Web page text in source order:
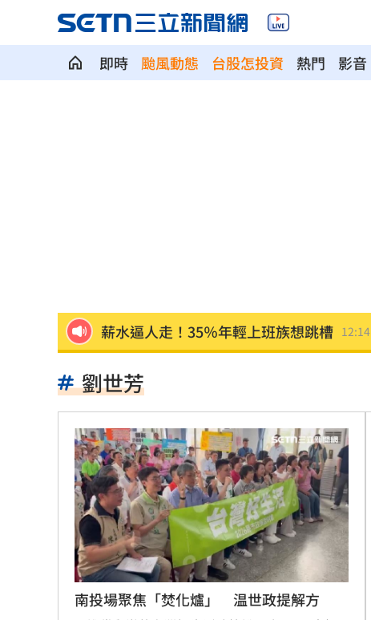
即時 颱風動態 台股怎投資 熱門 影音
薪水逼人走！35％年輕上班族想跳槽 12:14
將邁拉入戰場當假想敵？蔣遭疑布局總統位
田路路窮困 許常德開轟工會理事長曹雨婷
王品牛排姓名有「王、玉」龍蝦免費吃！
鄭麗文訪中要480萬！民主基金會：沒撤案
新／水電工施工不慎！電梯井墜落重傷昏迷
劉世芳
南投場聚焦「焚化爐」 温世政提解方